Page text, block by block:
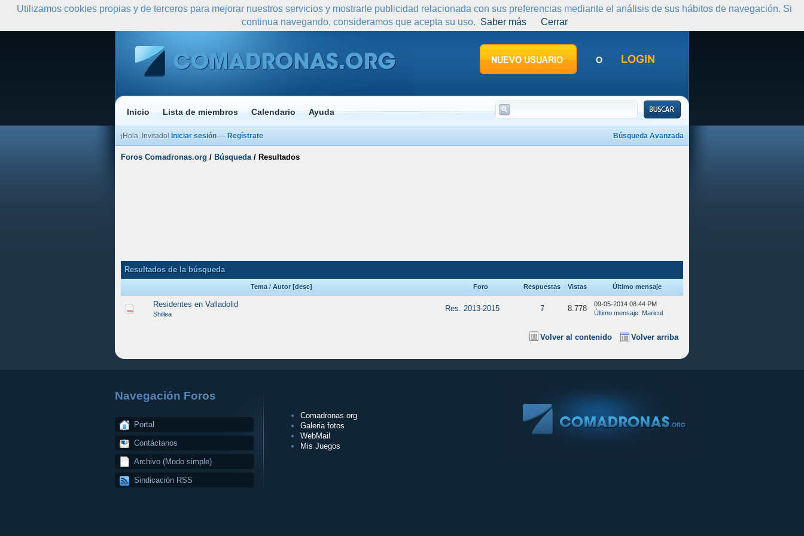
Inicio Lista de miembros Calendario Ayuda
Búsqueda Avanzada
¡Hola, Invitado! Iniciar sesión — Regístrate
Foros Comadronas.org / Búsqueda/ Resultados
Resultados de la búsqueda
Tema /Autor [desc] Foro Respuestas Vistas Último mensaje
Residentes en Valladolid
Shillea
Res. 2013-2015 7 8.778
09-05-2014 08:44 PM
Último mensaje: Maricul
Volver arriba
Volver al contenido
Navegación Foros
Portal
Contáctanos
Archivo (Modo simple)
Sindicación RSS
Comadronas.org
Galeria fotos
WebMail
Mis Juegos
Utilizamos cookies propias y de terceros para mejorar nuestros servicios y mostrarle publicidad relacionada con sus preferencias mediante el análisis de sus hábitos de navegación. Si
continua navegando, consideramos que acepta su uso. Saber más Cerrar